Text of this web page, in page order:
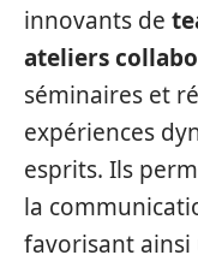
innovants de
ateliers
séminaires et
expériences
esprits. Ils
la
favorisant